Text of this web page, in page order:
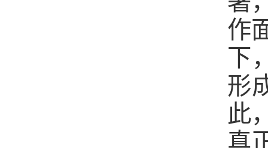
作
下
形
此
真